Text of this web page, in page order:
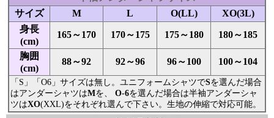
サイズ
M L O(LL)
XO(3L)
身長
(cm)
165～170 170～175 175～180 180～185
胸囲
(cm)
88～92 92～96 96～100 100～104
「S」「O6」サイズは無し。ユニフォームシャツでSを選んだ場合
はアンダーシャツはMを、 O-6を選んだ場合は半袖アンダーシャ
ツはXO(XXL)をそれぞれ選んで下さい。生地の伸縮で対応可能。